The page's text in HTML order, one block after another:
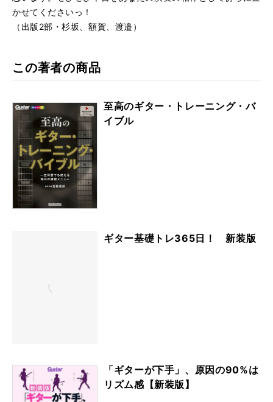
かせてくださいっ！
（出版2部・杉坂、額賀、渡邉）
この著者の商品
至高のギター・トレーニング・バ
イブル
ギター基礎トレ365日！ 新装版
「ギターが下手」、原因の90%は
リズム感【新装版】